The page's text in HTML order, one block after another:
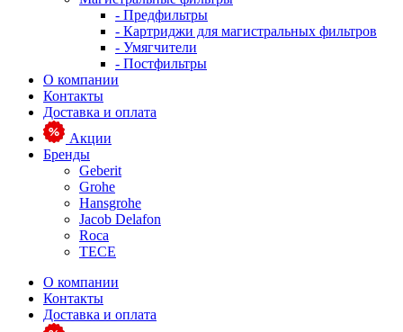
- Предфильтры
- Картриджи для магистральных фильтров
- Умягчители
- Постфильтры
О компании
Контакты
Доставка и оплата
Акции
Бренды
Geberit
Grohe
Hansgrohe
Jacob Delafon
Roca
TECE
О компании
Контакты
Доставка и оплата